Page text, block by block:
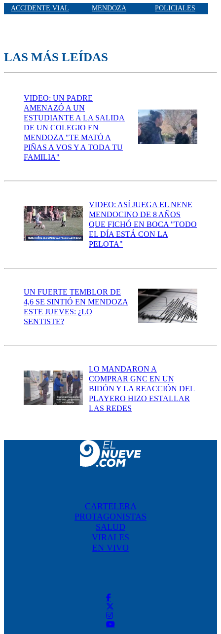
ACCIDENTE VIAL MENDOZA POLICIALES
LAS MÁS LEÍDAS
VIDEO: UN PADRE
AMENAZÓ A UN
ESTUDIANTE A LA SALIDA
DE UN COLEGIO EN
MENDOZA "TE MATÓ A
PIÑAS A VOS Y A TODA TU
FAMILIA"
VIDEO: ASÍ JUEGA EL NENE
MENDOCINO DE 8 AÑOS
QUE FICHÓ EN BOCA "TODO
EL DÍA ESTÁ CON LA
PELOTA"
UN FUERTE TEMBLOR DE
4,6 SE SINTIÓ EN MENDOZA
ESTE JUEVES: ¿LO
SENTISTE?
LO MANDARON A
COMPRAR GNC EN UN
BIDÓN Y LA REACCIÓN DEL
PLAYERO HIZO ESTALLAR
LAS REDES
CARTELERA
PROTAGONISTAS
SALUD
VIRALES
EN VIVO